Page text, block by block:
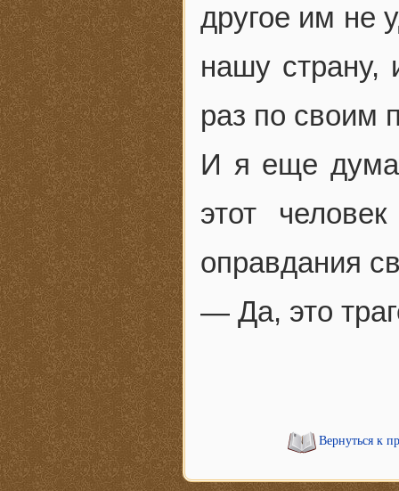
другое им не
нашу страну,
раз по своим
И я еще
этот
оправдания
— Да, это
Вернуться к